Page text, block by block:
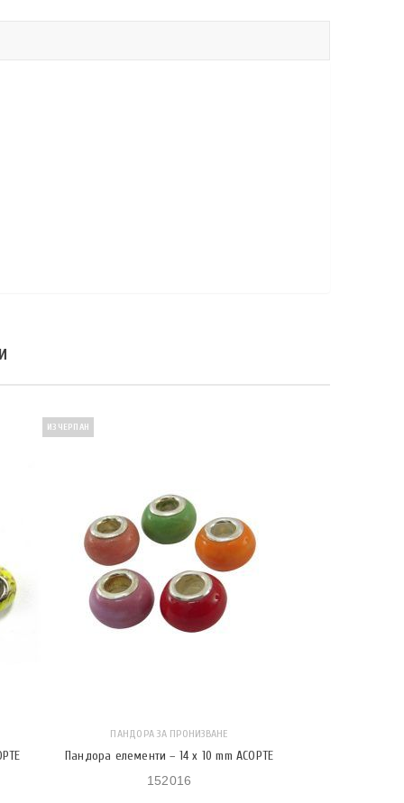
ИЗЧЕРПАН
ПАНДОРА ЗА ПРОНИЗВАНЕ
Пандора елементи – 14 x 10 mm АСОРТЕ
152016